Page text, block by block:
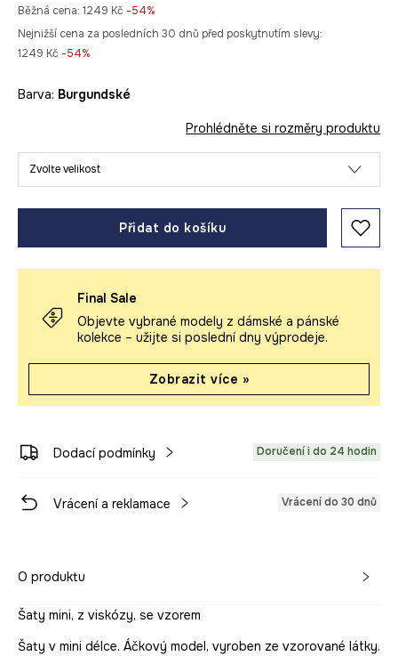
Běžná cena: 1249 Kč -54%
Nejnižší cena za posledních 30 dnů před poskytnutím slevy:
1249 Kč -54%
Barva: burgundské
Prohlédněte si rozměry produktu
Zvolte velikost
Přidat do košíku
Final Sale
Objevte vybrané modely z dámské a pánské
kolekce – užijte si poslední dny výprodeje.
Zobrazit více »
Dodací podmínky Doručení i do 24 hodin
Vrácení a reklamace Vrácení do 30 dnů
O produktu
Šaty mini, z viskózy, se vzorem
Šaty v mini délce. Áčkový model, vyroben ze vzorované látky.